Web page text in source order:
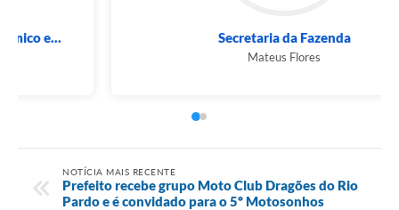
Secretaria do Desenvolvimento Econômico e...
NOTÍCIA MAIS RECENTE
Prefeito recebe grupo Moto Club Dragões do Rio
Pardo e é convidado para o 5º Motosonhos